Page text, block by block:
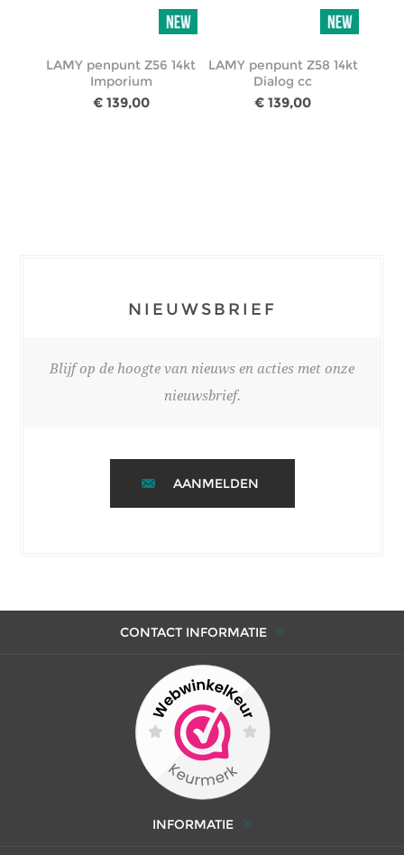
LAMY penpunt Z56 14kt
Imporium
€ 139,00
LAMY penpunt Z58 14kt
Dialog cc
€ 139,00
NIEUWSBRIEF
Blijf op de hoogte van nieuws en acties met onze
nieuwsbrief.
AANMELDEN
CONTACT INFORMATIE
INFORMATIE